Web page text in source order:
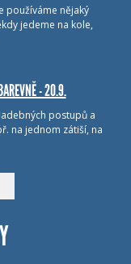
používáme nějaký
jedeme na kole,
- 20.9.
postupů a
na jednom zátiší, na